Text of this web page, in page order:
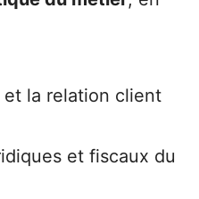
la relation client
et fiscaux du